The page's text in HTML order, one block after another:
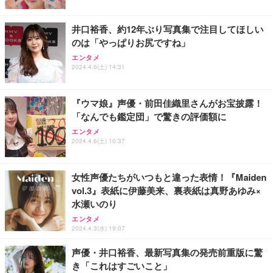
井口裕香、約12年ぶり写真集で注目してほしい
のは「やっぱりお尻ですね」
エンタメ
2024.4.6(土) 14:31
『ウマ娘』声優・前田佳織里さんがお宝披露！
「なんでも鑑定団」で驚きの評価額に
エンタメ
2024.4.6(土) 10:37
女性声優たちがいつもと違った表情！『Maiden
vol.3』表紙に伊藤美来、裏表紙は真野あゆみ×
水瀬いのり
エンタメ
2024.4.3(水) 19:07
声優・井口裕香、最新写真集の発売前重版に驚
き「これはすごいこと」